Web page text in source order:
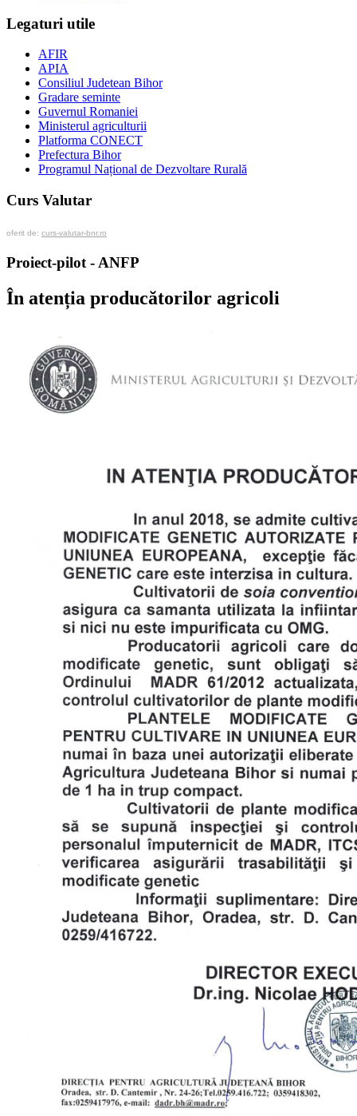
Legaturi utile
AFIR
APIA
Consiliul Judetean Bihor
Gradare seminte
Guvernul Romaniei
Ministerul agriculturii
Platforma CONECT
Prefectura Bihor
Programul Național de Dezvoltare Rurală
Curs Valutar
oferit de: curs-valutar-bnr.ro
Proiect-pilot - ANFP
În atenția producătorilor agricoli